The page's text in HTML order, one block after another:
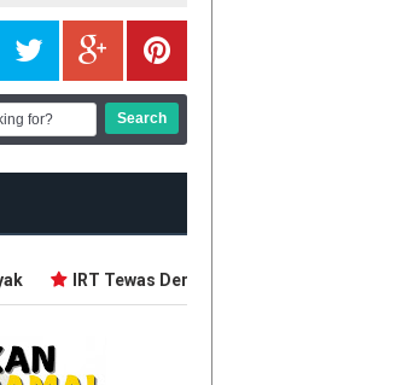
IRT Tewas Dersimbah Darah, Ditebas